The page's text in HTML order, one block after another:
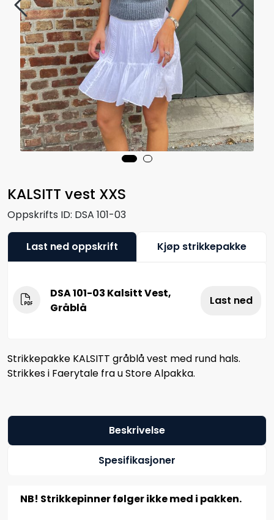
KALSITT vest XXS
Oppskrifts ID: DSA 101-03
Last ned oppskrift Kjøp strikkepakke
DSA 101-03 Kalsitt Vest,
Gråblå
Last ned
Strikkepakke KALSITT gråblå vest med rund hals.
Strikkes i Faerytale fra u Store Alpakka.
Beskrivelse
Spesifikasjoner
NB! Strikkepinner følger ikke med i pakken.